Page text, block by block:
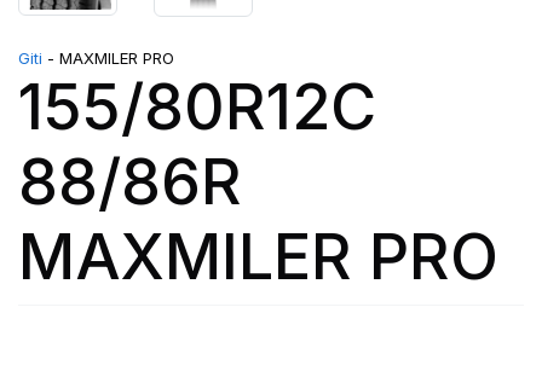
Giti - MAXMILER PRO
155/80R12C
88/86R
MAXMILER PRO